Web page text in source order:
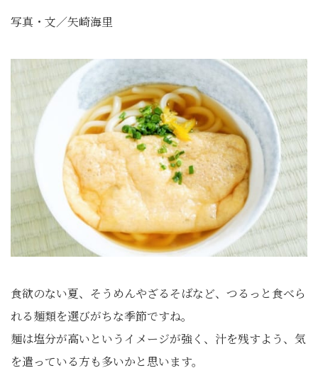
写真・文／矢崎海里
食欲のない夏、そうめんやざるそばなど、つるっと食べら
れる麺類を選びがちな季節ですね。
麺は塩分が高いというイメージが強く、汁を残すよう、気
を遣っている方も多いかと思います。